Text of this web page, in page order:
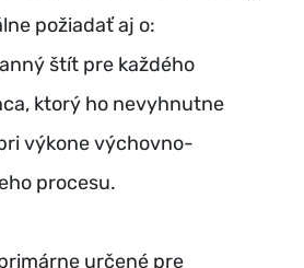
požiadať aj o:
štít pre každého
ktorý ho nevyhnutne
výkone výchovno-
procesu.
určené pre